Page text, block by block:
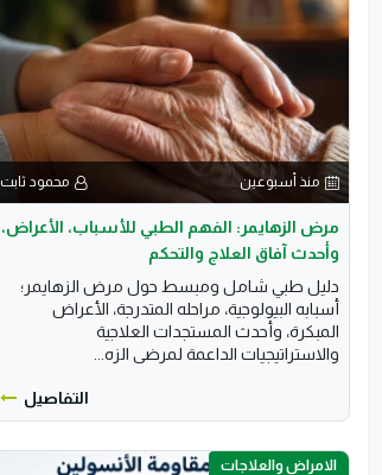
منذ أسبوعين محمود ثابت
مرض الزهايمر: الفهم الطبي للأسباب، الأعراض،
وأحدث آفاق العلاج والتحكم
​دليل طبي شامل ومبسط حول مرض الزهايمر؛
أسبابه البيولوجية، مراحله المتدرجة، الأعراض
المبكرة، وأحدث المستجدات العلاجية
والاستراتيجيات الداعمة لمرضى الزه...
التفاصيل
الامراض والعلاجات